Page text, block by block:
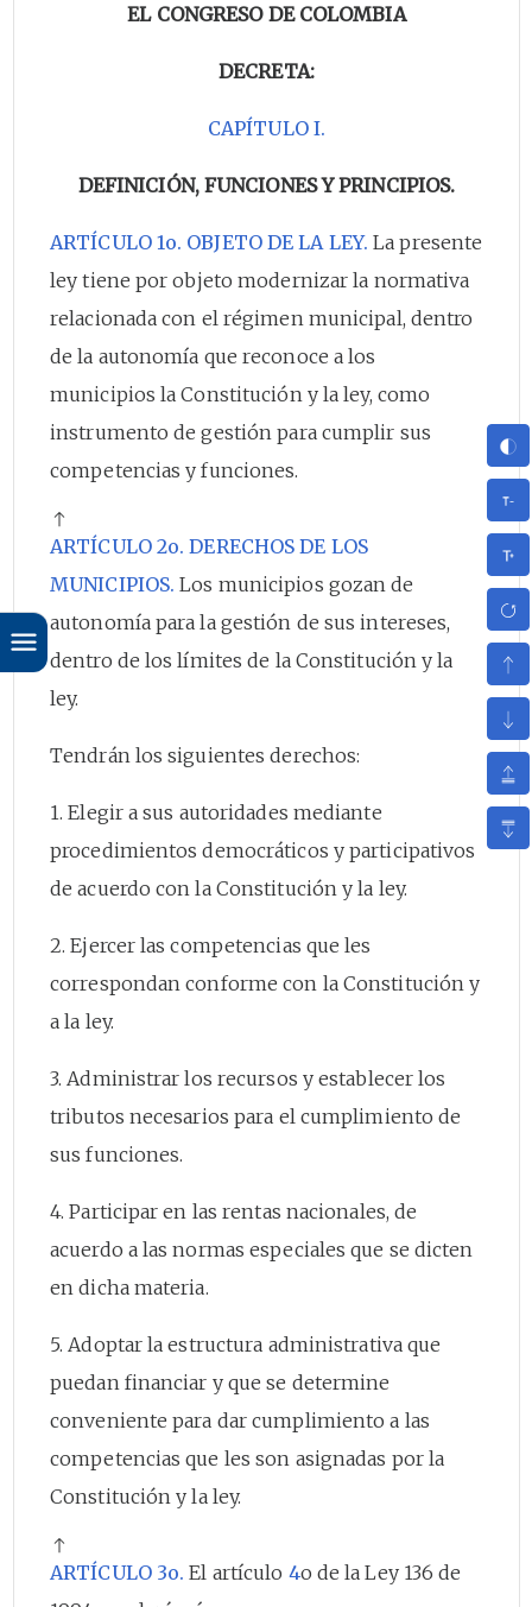
EL CONGRESO DE COLOMBIA
DECRETA:
CAPÍTULO I.
DEFINICIÓN, FUNCIONES Y PRINCIPIOS.
ARTÍCULO 1o. OBJETO DE LA LEY. La presente
ley tiene por objeto modernizar la normativa
relacionada con el régimen municipal, dentro
de la autonomía que reconoce a los
municipios la Constitución y la ley, como
instrumento de gestión para cumplir sus
competencias y funciones.
ARTÍCULO 2o. DERECHOS DE LOS
MUNICIPIOS. Los municipios gozan de
autonomía para la gestión de sus intereses,
dentro de los límites de la Constitución y la
ley.
Tendrán los siguientes derechos:
1. Elegir a sus autoridades mediante
procedimientos democráticos y participativos
de acuerdo con la Constitución y la ley.
2. Ejercer las competencias que les
correspondan conforme con la Constitución y
a la ley.
3. Administrar los recursos y establecer los
tributos necesarios para el cumplimiento de
sus funciones.
4. Participar en las rentas nacionales, de
acuerdo a las normas especiales que se dicten
en dicha materia.
5. Adoptar la estructura administrativa que
puedan financiar y que se determine
conveniente para dar cumplimiento a las
competencias que les son asignadas por la
Constitución y la ley.
ARTÍCULO 3o. El artículo 4o de la Ley 136 de